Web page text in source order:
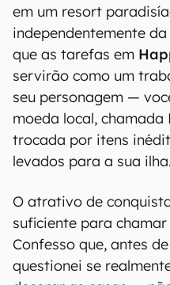
em um resort
independentemente
que as tarefas em
servirão como um
seu personagem —
moeda local, chamada
trocada por itens
levados para a sua ilha.
O atrativo de
suficiente para
Confesso que, antes
questionei se